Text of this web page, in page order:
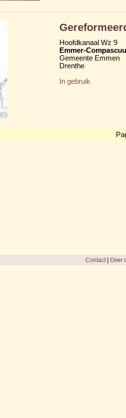
Hoofdkanaal Wz 9
Emmer-
Gemeente Emmen
Drenthe
In gebruik
Contact| Over